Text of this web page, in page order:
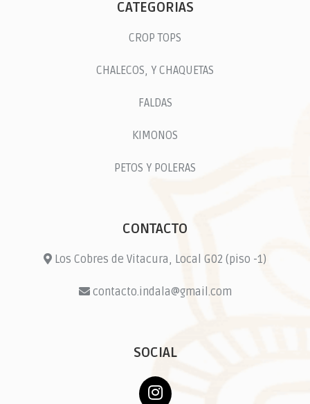
CATEGORIAS
CROP TOPS
CHALECOS, Y CHAQUETAS
FALDAS
KIMONOS
PETOS Y POLERAS
CONTACTO
Los Cobres de Vitacura, Local G02 (piso -1)
contacto.indala@gmail.com
SOCIAL